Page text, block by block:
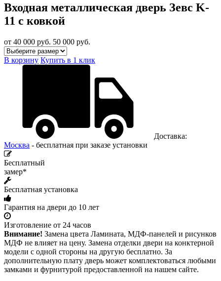
Входная металлическая дверь Зевс K-
11 с ковкой
от 40 000 руб. 50 000 руб.
В корзину Купить в 1 клик
Доставка:
Москва - бесплатная при заказе установки
Бесплатный
замер*
Бесплатная установка
Гарантия на двери до 10 лет
Изготовление от 24 часов
Внимание! Замена цвета Ламината, МДФ-панелей и рисунков
МДФ не влияет на цену. Замена отделки двери на конктерной
модели с одной стороны на другую бесплатно. За
дополнительную плату дверь может комплектоваться любыми
замками и фурнитурой предоставленной на нашем сайте.